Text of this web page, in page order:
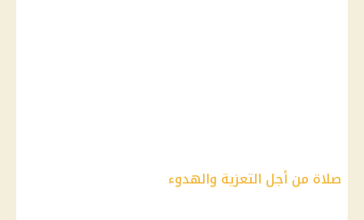
صلاة من أجل التعزية والهدوء